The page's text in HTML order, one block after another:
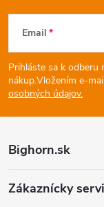
Z
á
p
ä
Email
Prihláste sa k odberu
nákup.Vložením e-
osobných údajov.
Bighorn.sk
Zákaznícky